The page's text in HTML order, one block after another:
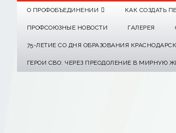
О ПРОФОБЪЕДИНЕНИИ КАК СОЗДАТЬ
ПРОФСОЮЗНЫЕ НОВОСТИ ГАЛЕРЕЯ
75-ЛЕТИЕ СО ДНЯ ОБРАЗОВАНИЯ
ГЕРОИ СВО: ЧЕРЕЗ ПРЕОДОЛЕНИЕ В МИРНУЮ